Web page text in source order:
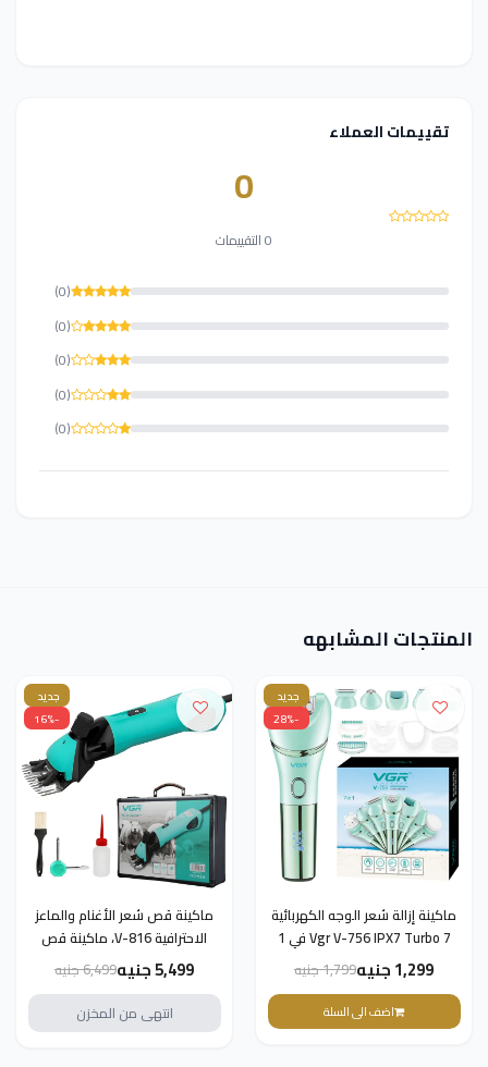
تقييمات العملاء
0
0 التقييمات
(0)
(0)
(0)
(0)
(0)
المنتجات المشابهه
جديد
-28%
ماكينة إزالة شعر الوجه الكهربائية
Vgr V-756 IPX7 Turbo 7 في 1
للنساء
1,299 جنيه 1,799 جنيه
اضف الى السلة
جديد
-16%
ماكينة قص شعر الأغنام والماعز
الاحترافية V-816، ماكينة قص
شعر الحيوانات الأليفة باللون
الأخضر 5,499 جنيه
6,499 جنيه
انتهى من المخزن